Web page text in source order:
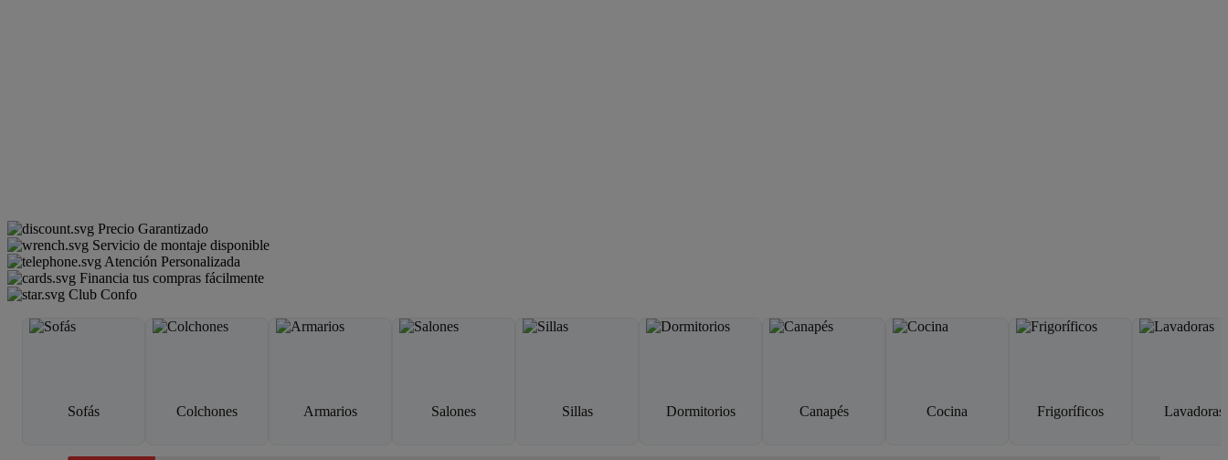
Precio Garantizado
Servicio de montaje disponible
Atención Personalizada
Financia tus compras fácilmente
Club Confo
Sofás Colchones Armarios Salones Sillas Dormitorios Canapés Cocina Frigoríficos Lavadoras